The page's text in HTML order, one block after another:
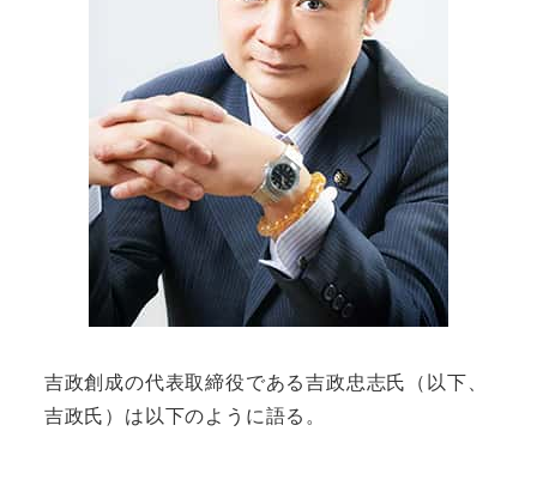
吉政創成の代表取締役である吉政忠志氏（以下、
吉政氏）は以下のように語る。